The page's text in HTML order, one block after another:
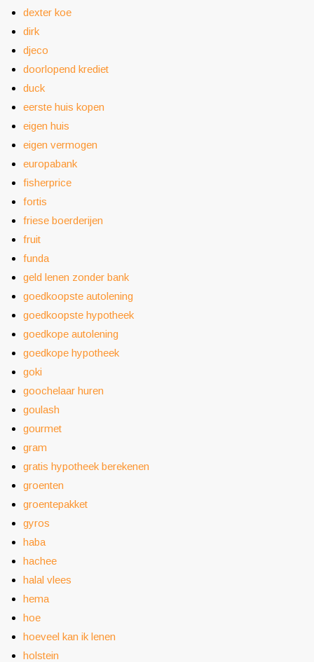
dexter koe
dirk
djeco
doorlopend krediet
duck
eerste huis kopen
eigen huis
eigen vermogen
europabank
fisherprice
fortis
friese boerderijen
fruit
funda
geld lenen zonder bank
goedkoopste autolening
goedkoopste hypotheek
goedkope autolening
goedkope hypotheek
goki
goochelaar huren
goulash
gourmet
gram
gratis hypotheek berekenen
groenten
groentepakket
gyros
haba
hachee
halal vlees
hema
hoe
hoeveel kan ik lenen
holstein